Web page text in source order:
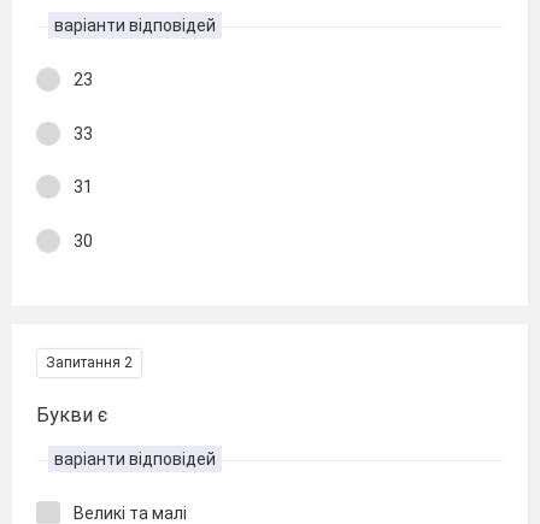
варіанти відповідей
23
33
31
30
Запитання 2
Букви є
варіанти відповідей
Великі та малі